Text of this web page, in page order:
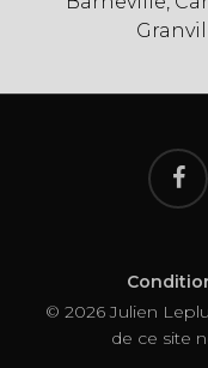
© 2026 Julien
de ce site